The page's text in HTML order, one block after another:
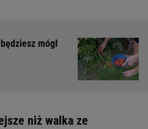
mógł
niż walka ze